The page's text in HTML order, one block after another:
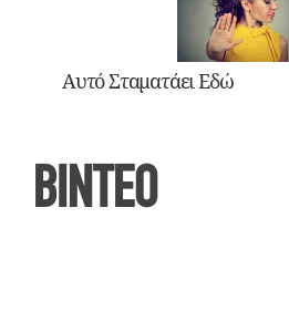
Αυτό Σταματάει Εδώ
ΒΙΝΤΕΟ